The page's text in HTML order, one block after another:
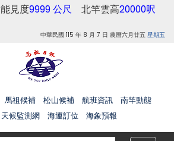
能見度9999 公尺 北竿雲高20000呎
中華民國 115 年 8 月 7 日 農曆六月廿五 星期五
馬祖候補 松山候補 航班資訊
南竿動態
天候監測網 海運訂位 海象預報